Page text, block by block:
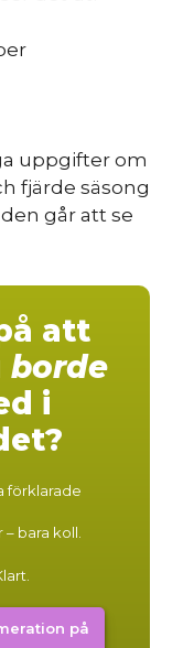
uppgifter om
fjärde säsong
går att se
att
borde
i
förklarade
bara koll.
på